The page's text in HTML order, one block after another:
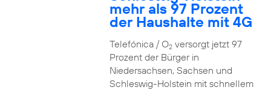
mehr als 97 Prozent
der Haushalte mit 4G
Telefónica / O2versorgt jetzt 97
Prozent der Bürger in
Niedersachsen, Sachsen und
Schleswig-Holstein mit schnellem